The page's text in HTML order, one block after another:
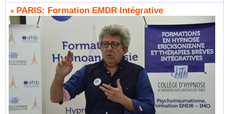
PARIS: Formation EMDR Intégrative